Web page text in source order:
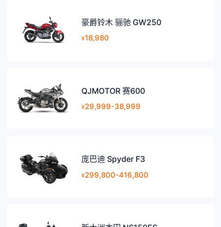
豪爵铃木 骊驰 GW250
¥18,980
QJMOTOR 赛600
¥29,999-38,999
庞巴迪 Spyder F3
¥299,800-416,800